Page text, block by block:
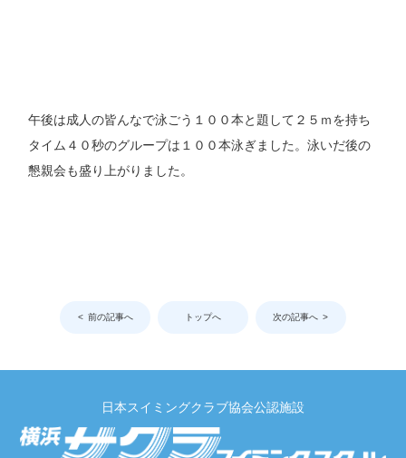
午後は成人の皆んなで泳ごう１００本と題して２５ｍを持ち
タイム４０秒のグループは１００本泳ぎました。泳いだ後の
懇親会も盛り上がりました。
前の記事へ トップへ 次の記事へ
日本スイミングクラブ協会公認施設